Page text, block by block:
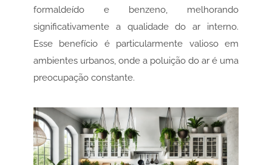
formaldeído e benzeno, melhorando
significativamente a qualidade do ar interno.
Esse benefício é particularmente valioso em
ambientes urbanos, onde a poluição do ar é uma
preocupação constante.